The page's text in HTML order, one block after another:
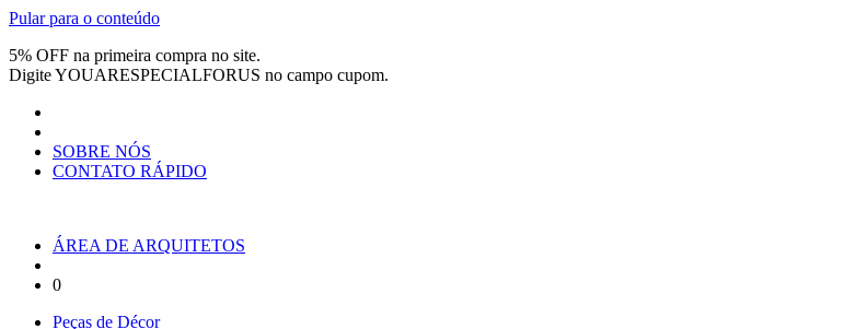
Pular para o conteúdo
5% OFF na primeira compra no site.
DigiteYOUARESPECIALFORUS no campo cupom.
SOBRE NÓS
CONTATO RÁPIDO
ÁREA DE ARQUITETOS
0
Peças de Décor